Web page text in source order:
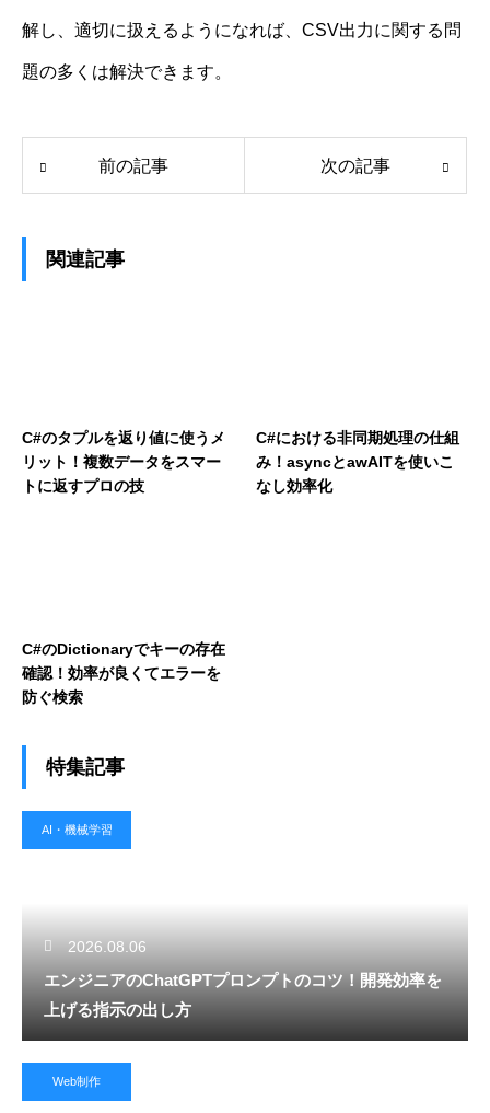
解し、適切に扱えるようになれば、CSV出力に関する問
題の多くは解決できます。
前の記事 次の記事
関連記事
C#のタプルを返り値に使うメ
リット！複数データをスマー
トに返すプロの技
C#における非同期処理の仕組
み！asyncとawAITを使いこ
なし効率化
C#のDictionaryでキーの存在
確認！効率が良くてエラーを
防ぐ検索
特集記事
AI・機械学習
2026.08.06
エンジニアのChatGPTプロンプトのコツ！開発効率を
上げる指示の出し方
Web制作